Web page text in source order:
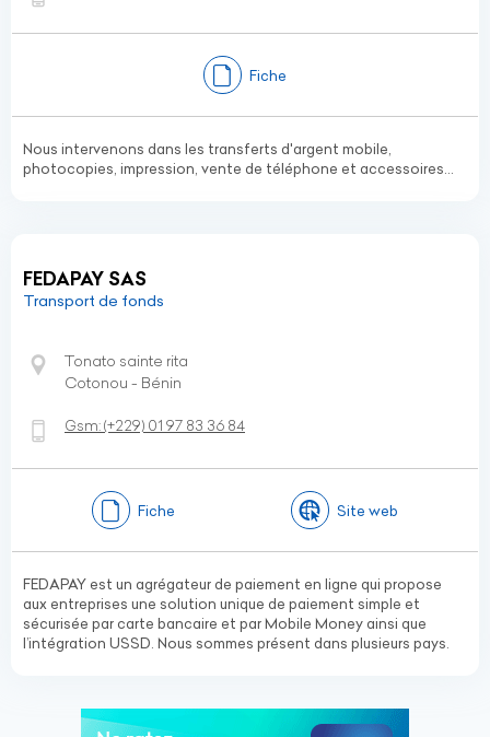
Fiche
Nous intervenons dans les transferts d'argent mobile,
photocopies, impression, vente de téléphone et accessoires...
FEDAPAY SAS
Transport de fonds
Tonato sainte rita
Cotonou - Bénin
Gsm:(+229) 01 97 83 36 84
Fiche Site web
FEDAPAY est un agrégateur de paiement en ligne qui propose
aux entreprises une solution unique de paiement simple et
sécurisée par carte bancaire et par Mobile Money ainsi que
l’intégration USSD. Nous sommes présent dans plusieurs pays.